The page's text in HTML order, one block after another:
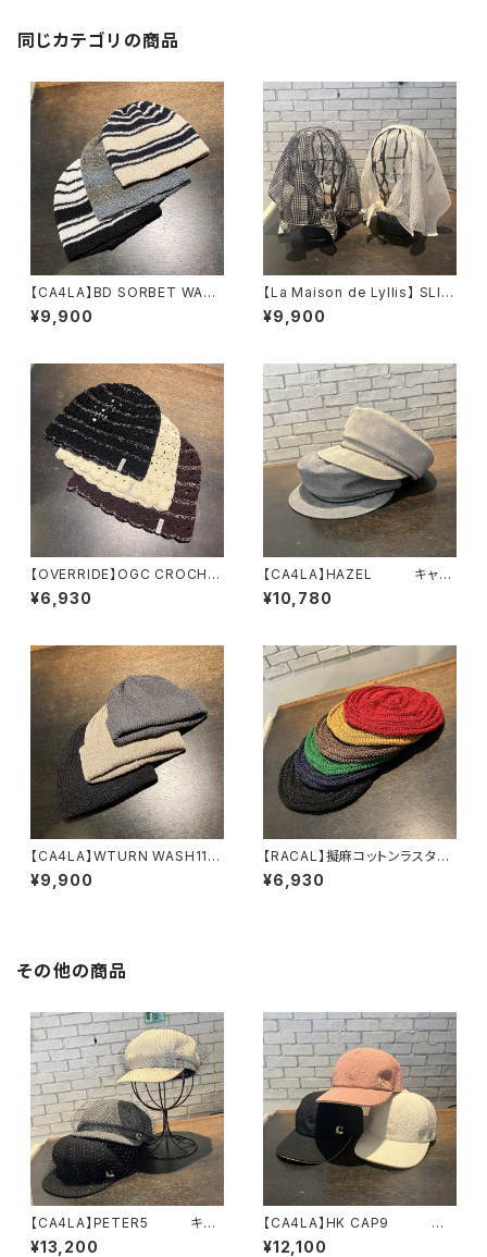
同じカテゴリの商品
【CA4LA】BD SORBET WATC
H ニット DOU0216
7
¥9,900
【La Maison de Lyllis】 SLIT
ERCHIF スカーフ 2
261019
¥9,900
【OVERRIDE】OGC CROCHE
T BEANIE SG ニット
261090202
¥6,930
【CA4LA】HAZEL キャス
¥10,780
【CA4LA】WTURN WASH11
¥9,900
【RACAL】擬麻コットンラスタタ
ムベレー ベレー RL-
26-1424
¥6,930
その他の商品
【CA4LA】PETER5 キャ
¥13,200
【CA4LA】HK CAP9 キャ
ップ KTZ02694
¥12,100